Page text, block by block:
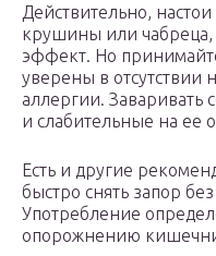
Действительно,
крушины или чабреца,
эффект. Но
уверены в отсутствии
аллергии. Заваривать
и слабительные на ее
Есть и другие
быстро снять запор
Употребление
опорожнению